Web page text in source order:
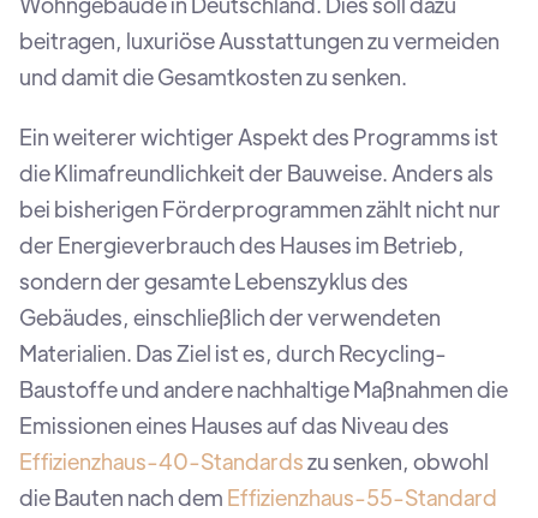
beitragen, luxuriöse Ausstattungen zu vermeiden
und damit die Gesamtkosten zu senken.
Ein weiterer wichtiger Aspekt des Programms ist
die Klimafreundlichkeit der Bauweise. Anders als
bei bisherigen Förderprogrammen zählt nicht nur
der Energieverbrauch des Hauses im Betrieb,
sondern der gesamte Lebenszyklus des
Gebäudes, einschließlich der verwendeten
Materialien. Das Ziel ist es, durch Recycling-
Baustoffe und andere nachhaltige Maßnahmen die
Emissionen eines Hauses auf das Niveau des
Effizienzhaus-40-Standardszu senken, obwohl
die Bauten nach dem Effizienzhaus-55-Standard